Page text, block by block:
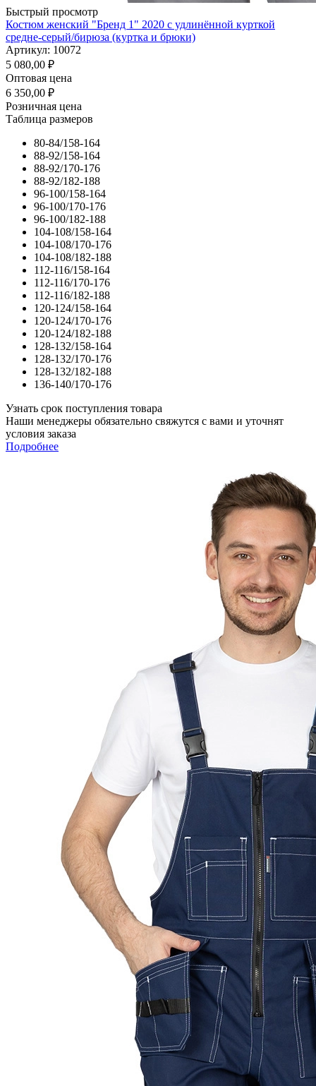
Быстрый просмотр
Костюм женский "Бренд 1" 2020 с удлинённой курткой
средне-серый/бирюза (куртка и брюки)
Артикул: 10072
5 080,00 ₽
Оптовая цена
6 350,00 ₽
Розничная цена
Таблица размеров
80-84/158-164
88-92/158-164
88-92/170-176
88-92/182-188
96-100/158-164
96-100/170-176
96-100/182-188
104-108/158-164
104-108/170-176
104-108/182-188
112-116/158-164
112-116/170-176
112-116/182-188
120-124/158-164
120-124/170-176
120-124/182-188
128-132/158-164
128-132/170-176
128-132/182-188
136-140/170-176
Узнать срок поступления товара
Наши менеджеры обязательно свяжутся с вами и уточнят
условия заказа
Подробнее